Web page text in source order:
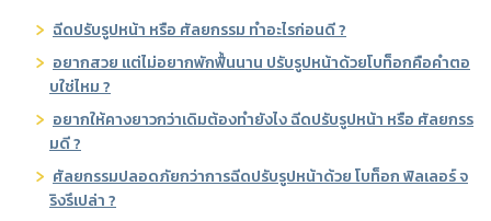
ฉีดปรับรูปหน้า หรือ ศัลยกรรม ทำอะไรก่อนดี ?
อยากสวย แต่ไม่อยากพักฟื้นนาน ปรับรูปหน้าด้วยโบท็อกคือคำตอ
บใช่ไหม ?
อยากให้คางยาวกว่าเดิมต้องทำยังไง ฉีดปรับรูปหน้า หรือ ศัลยกรร
มดี ?
ศัลยกรรมปลอดภัยกว่าการฉีดปรับรูปหน้าด้วย โบท็อก ฟิลเลอร์ จ
ริงรึเปล่า ?